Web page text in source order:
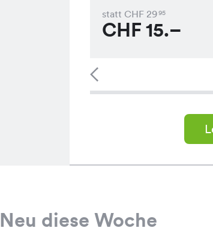
statt CHF 2995
CHF 15.–
Neu diese Woche